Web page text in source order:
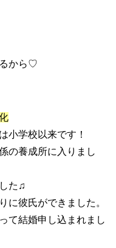
から♡
小学校以来です！
の養成所に入りまし
た♫
に彼氏ができました。
て結婚申し込まれまし